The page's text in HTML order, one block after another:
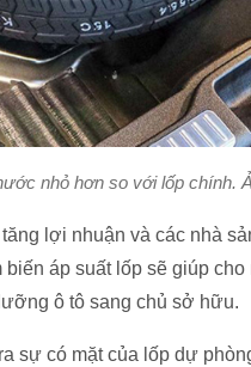
nhỏ hơn so với lốp chính.
lợi nhuận và các nhà
áp suất lốp sẽ giúp
ô tô sang chủ sở hữu.
sự có mặt của lốp dự